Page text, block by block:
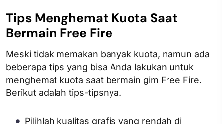
Tips Menghemat Kuota Saat
Bermain Free Fire
Meski tidak memakan banyak kuota, namun ada
beberapa tips yang bisa Anda lakukan untuk
menghemat kuota saat bermain gim Free Fire.
Berikut adalah tips-tipsnya.
Pilihlah kualitas grafis yang rendah di